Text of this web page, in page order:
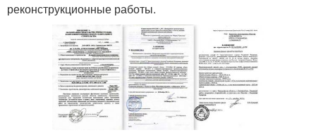
реконструкционные работы.